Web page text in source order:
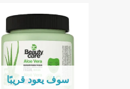
سوف يعود قريبًا